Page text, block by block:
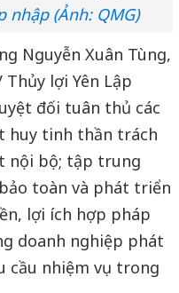
nhập (Ảnh: QMG)
Nguyễn Xuân Tùng,
Thủy lợi Yên Lập
đối tuân thủ các
huy tinh thần trách
nội bộ; tập trung
toàn và phát triển
lợi ích hợp pháp
doanh nghiệp phát
cầu nhiệm vụ trong